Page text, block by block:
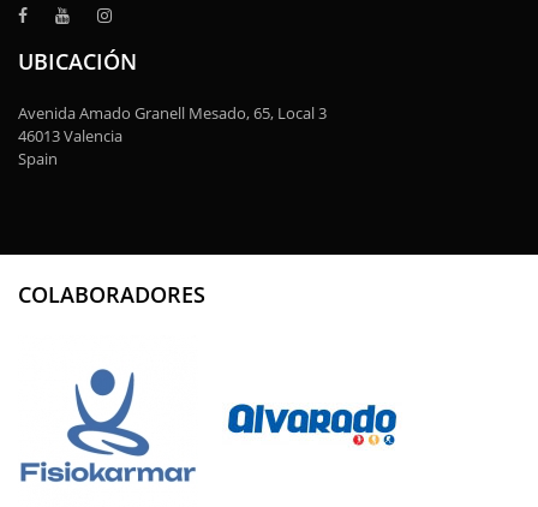
UBICACIÓN
Avenida Amado Granell Mesado, 65, Local 3
46013 Valencia
Spain
COLABORADORES